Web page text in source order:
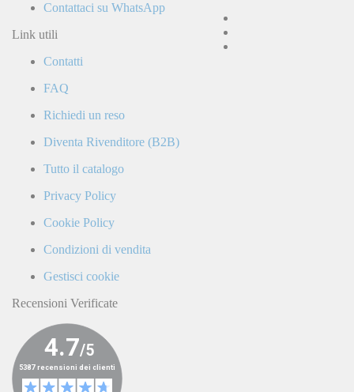
Contattaci su WhatsApp
Link utili
Contatti
FAQ
Richiedi un reso
Diventa Rivenditore (B2B)
Tutto il catalogo
Privacy Policy
Cookie Policy
Condizioni di vendita
Gestisci cookie
Recensioni Verificate
e
accetto
la